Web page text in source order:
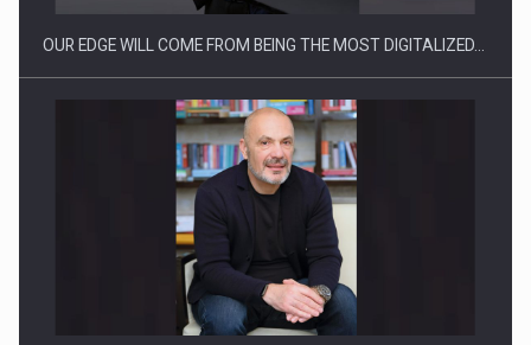
Webinar - Business Evolution-RETHINK STRATEGY-Finantare
Investitii Digitalizare
OUR EDGE WILL COME FROM BEING THE MOST DIGITALIZED…